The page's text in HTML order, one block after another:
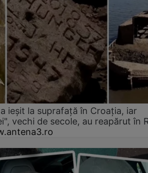
ieșit la suprafață în Croația, iar
vechi de secole, au reapărut în